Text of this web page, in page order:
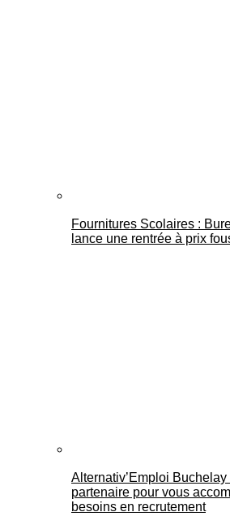
Fournitures Scolaires :
lance une rentrée à prix
Alternativ’Emploi
partenaire pour vous
besoins en recrutement